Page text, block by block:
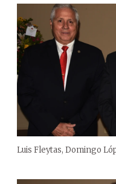
Luis Fleytas, Domingo